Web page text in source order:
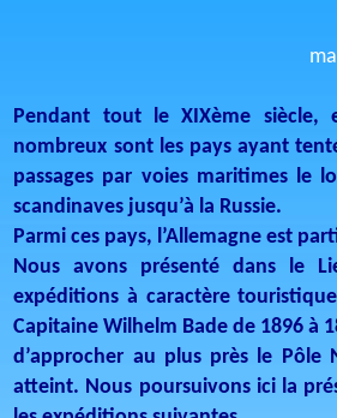
Pendant tout le XIXème siècle,
nombreux sont les pays ayant
passages par voies maritimes le
scandinaves jusqu’à la Russie.
Parmi ces pays, l’Allemagne est
Nous avons présenté dans le
expéditions à caractère
Capitaine Wilhelm Bade de 1896 à
d’approcher au plus près le
atteint. Nous poursuivons ici la